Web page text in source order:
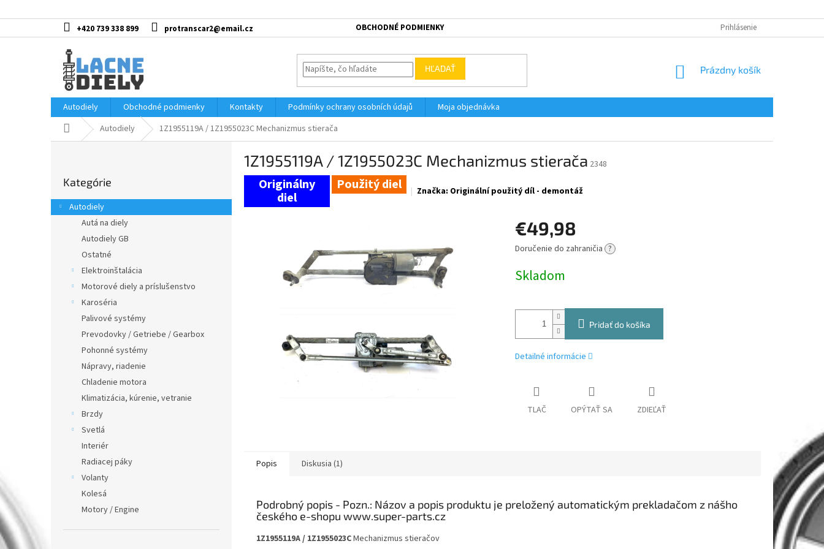
na
+420 739 338 899 protranscar2@email.cz OBCHODNÉ PODMIENKY Prihlásenie
HĽADAŤ
NÁKUPNÝ
Prázdny košík
Autodiely Obchodné podmienky Kontakty Podmínky ochrany osobních údajů
Moja objednávka
DomovAutodiely 1Z1955119A / 1Z1955023C Mechanizmus stierača
ý
p
kategórie
Kategórie
Autodiely
Autá na diely
Autodiely GB
Ostatné
Elektroinštalácia
Motorové diely a príslušenstvo
Karoséria
Palivové systémy
Prevodovky / Getriebe / Gearbox
Pohonné systémy
Nápravy, riadenie
Chladenie motora
Klimatizácia, kúrenie, vetranie
Brzdy
Svetlá
Interiér
Radiacej páky
Volanty
Kolesá
Motory / Engine
1Z1955119A / 1Z1955023C Mechanizmus stierača 2348
Použitý diel Značka: Originální použitý díl - demontáž
€49,98
Jednotková
Doručenie do zahraničia ?
Skladom
Pridať do košíka
Detailné informácie
TLAČ OPÝTAŤ SA ZDIEĽAŤ
Popis Diskusia (1)
Podrobný popis
1Z1955119A / 1Z1955023CMechanizmus stieračov